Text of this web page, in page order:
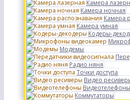
Камера
Камера ночная
Камера
Камера умная
Кодеры-
Модемы
Радио няня
Точки доступа
Видео
Видеотелефоны
Коммутаторы